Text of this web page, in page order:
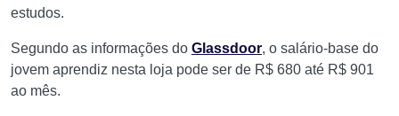
estudos.
Segundo as informações do Glassdoor, o salário-base do
jovem aprendiz nesta loja pode ser de R$ 680 até R$ 901
ao mês.